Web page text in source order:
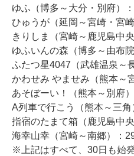
ゆふ（博多～大分・別府）
ひゅうが（延岡～宮崎・宮
きりしま（宮崎～鹿児島中
ゆふいんの森（博多～由布
ふたつ星4047（武雄温泉～
かわせみ やませみ（熊本～
あそぼーい！（熊本～別府
A列車で行こう（熊本～三
指宿のたまて箱（鹿児島中
海幸山幸（宮崎～南郷）：
※上記はすべて、30日も始